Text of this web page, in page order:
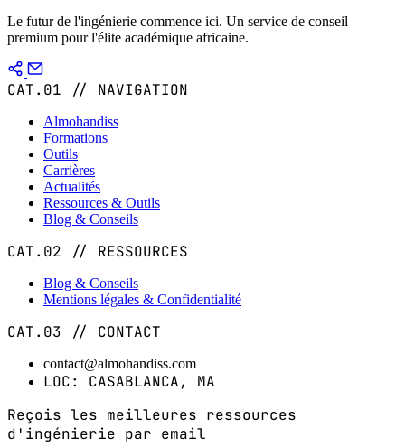
Le futur de l'ingénierie commence ici. Un service de conseil
premium pour l'élite académique africaine.
CAT.01 // NAVIGATION
Almohandiss
Formations
Outils
Carrières
Actualités
Ressources & Outils
Blog & Conseils
CAT.02 // RESSOURCES
Blog & Conseils
Mentions légales & Confidentialité
CAT.03 // CONTACT
contact@almohandiss.com
LOC: CASABLANCA, MA
Reçois les meilleures ressources
d'ingénierie par email